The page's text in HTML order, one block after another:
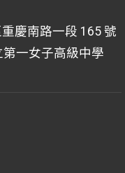
慶南路一段 165 號
第一女子高級中學